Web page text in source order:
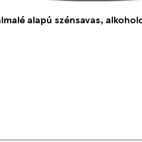
alapú szénsavas,